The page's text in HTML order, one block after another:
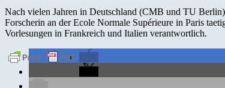
Nach vielen Jahren in Deutschland (CMB und TU
Forscherin an der Ecole Normale Supérieure in Paris
Vorlesungen in Frankreich und Italien verantwortlich.